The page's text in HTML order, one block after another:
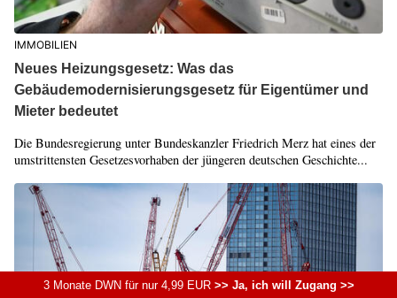
IMMOBILIEN
Neues Heizungsgesetz: Was das
Gebäudemodernisierungsgesetz für Eigentümer und
Mieter bedeutet
Die Bundesregierung unter Bundeskanzler Friedrich Merz hat eines der
umstrittensten Gesetzesvorhaben der jüngeren deutschen Geschichte...
3 Monate DWN für nur 4,99 EUR>> Ja, ich will Zugang >>